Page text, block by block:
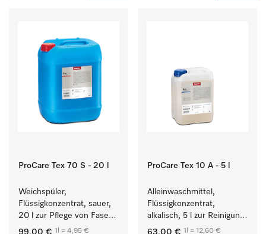
ProCare Tex 70 S - 20 l
Weichspüler,
Flüssigkonzentrat, sauer,
20 l zur Pflege von Fasern
für eine langfristige
99,00 € 1l = 4,95 €
ProCare Tex 10 A - 5 l
Alleinwaschmittel,
Flüssigkonzentrat,
alkalisch, 5 l zur Reinigung
weißer Textilien und
63,00 € 1l = 12,60 €